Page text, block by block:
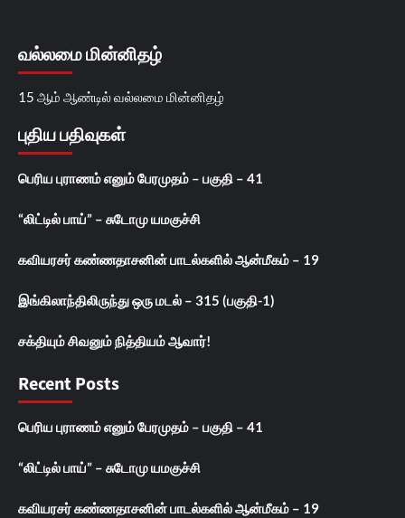
வல்லமை மின்னிதழ்
15 ஆம் ஆண்டில் வல்லமை மின்னிதழ்
புதிய பதிவுகள்
பெரிய புராணம் எனும் பேரமுதம் – பகுதி – 41
“லிட்டில் பாய்” – சுடோமு யமகுச்சி
கவியரசர் கண்ணதாசனின் பாடல்களில் ஆன்மீகம் – 19
இங்கிலாந்திலிருந்து ஒரு மடல் – 315 (பகுதி-1)
சக்தியும் சிவனும் நித்தியம் ஆவார்!
Recent Posts
பெரிய புராணம் எனும் பேரமுதம் – பகுதி – 41
“லிட்டில் பாய்” – சுடோமு யமகுச்சி
கவியரசர் கண்ணதாசனின் பாடல்களில் ஆன்மீகம் – 19